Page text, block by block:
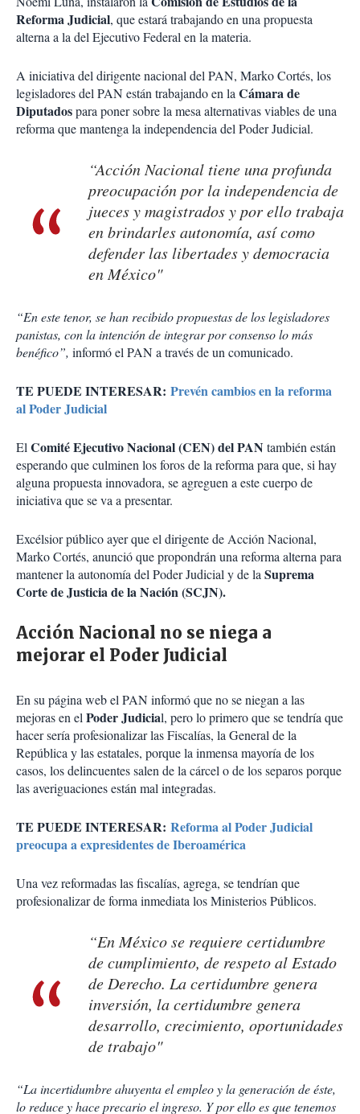
Reforma Judicial, que estará trabajando en una propuesta
alterna a la del Ejecutivo Federal en la materia.
A iniciativa del dirigente nacional del PAN, Marko Cortés, los
legisladores del PAN están trabajando en laCámara de
Diputadospara poner sobre la mesa alternativas viables de una
reforma que mantenga la independencia del Poder Judicial.
“Acción Nacional tiene una profunda
preocupación por la independencia de
jueces y magistrados y por ello trabaja
en brindarles autonomía, así como
defender las libertades y democracia
en México"
“En este tenor, se han recibido propuestas de los legisladores
panistas, con la intención de integrar por consenso lo más
benéfico”, informó el PAN a través de un comunicado.
TE PUEDE INTERESAR: Prevén cambios en la reforma
al Poder Judicial
ElComité Ejecutivo Nacional (CEN) del PAN también están
esperando que culminen los foros de la reforma para que, si hay
alguna propuesta innovadora, se agreguen a este cuerpo de
iniciativa que se va a presentar.
Excélsior público ayer que el dirigente de Acción Nacional,
Marko Cortés, anunció que propondrán una reforma alterna para
mantener la autonomía del Poder Judicial y de laSuprema
Corte de Justicia de la Nación (SCJN).
Acción Nacional no se niega a
mejorar el Poder Judicial
En su página web el PAN informó que no se niegan a las
mejoras en elPoder Judicial, pero lo primero que se tendría que
hacer sería profesionalizar las Fiscalías, la General de la
República y las estatales, porque la inmensa mayoría de los
casos, los delincuentes salen de la cárcel o de los separos porque
las averiguaciones están mal integradas.
TE PUEDE INTERESAR: Reforma al Poder Judicial
preocupa a expresidentes de Iberoamérica
Una vez reformadas las fiscalías, agrega, se tendrían que
profesionalizar de forma inmediata los Ministerios Públicos.
“En México se requiere certidumbre
de cumplimiento, de respeto al Estado
de Derecho. La certidumbre genera
inversión, la certidumbre genera
desarrollo, crecimiento, oportunidades
de trabajo"
“La incertidumbre ahuyenta el empleo y la generación de éste,
lo reduce y hace precario el ingreso. Y por ello es que tenemos